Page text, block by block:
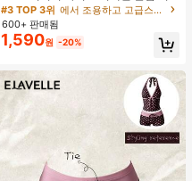
성용 우아한 강력한 헤어 클로 패션 뒷
머리 헤어 액세서리 인기 헤어 액세서
리
#3 TOP 3위
에서 조용하고 고급스러운 스타일 액세서리
600+ 판매됨
1,590원 -20%